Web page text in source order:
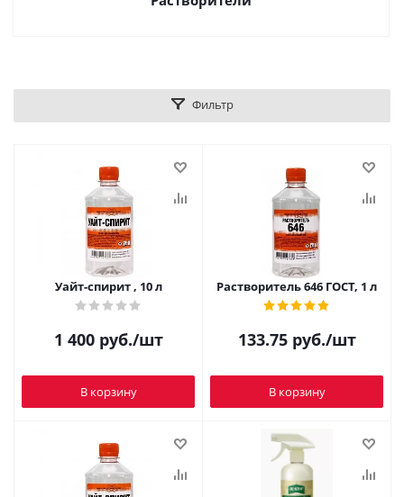
Фильтр
Уайт-спирит , 10 л
1 400руб./шт
В корзину
Растворитель 646 ГОСТ, 1 л
133.75руб./шт
В корзину